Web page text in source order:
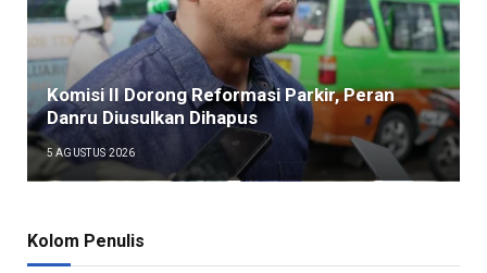
Komisi II Dorong Reformasi Parkir, Peran
Danru Diusulkan Dihapus
5 AGUSTUS 2026
Kolom Penulis